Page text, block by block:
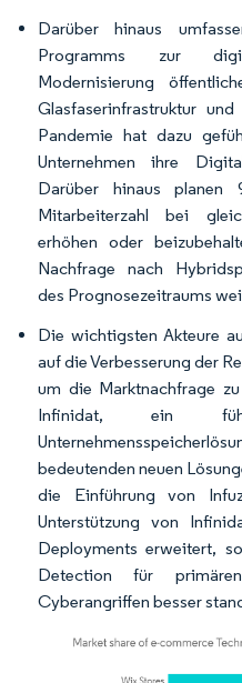
Darüber hinaus
Programms zur
Modernisierung
Glasfaserinfrastruktur
Pandemie hat dazu
Unternehmen ihre
Darüber hinaus planen
Mitarbeiterzahl bei
erhöhen oder
Nachfrage nach
des Prognosezeitraums
Die wichtigsten Akteure
auf die Verbesserung der
um die Marktnachfrage
Infinidat, ein
bedeutenden neuen
die Einführung von
Unterstützung von
Deployments erweitert,
Detection für primären
Cyberangriffen besser